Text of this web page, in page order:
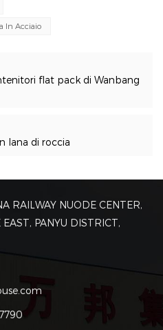
In Acciaio
flat pack di Wanbang
lana di roccia
RAILWAY NUODE CENTER,
PANYU DISTRICT,